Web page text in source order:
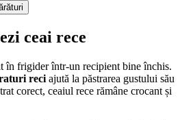
ceai rece
în frigider într-un recipient bine închis.
reci ajută la păstrarea gustului său
corect, ceaiul rece rămâne crocant și